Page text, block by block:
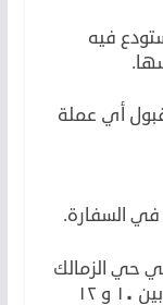
فيه
مقبول أي عملة
حي الزمالك
بالقاهرة. ومواعيد استقبال التأشيرات بين ١٠ و ١٢